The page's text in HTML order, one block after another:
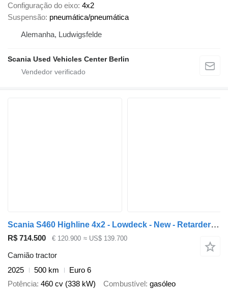
Configuração do eixo 4x2
Suspensão pneumática/pneumática
Alemanha, Ludwigsfelde
Scania Used Vehicles Center Berlin
Scania S460 Highline 4x2 - Lowdeck - New - Retarder - Night clima - 2x
R$ 714.500 € 120.900 ≈ US$ 139.700
Camião tractor
2025
500 km
Euro 6
Potência 460 cv (338 kW) Combustível gasóleo